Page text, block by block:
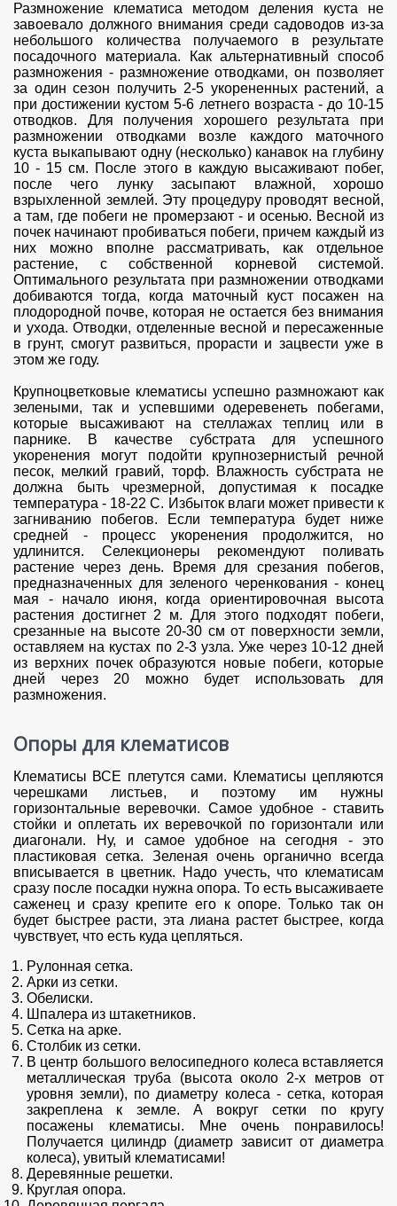
Размножение клематиса методом деления куста не
завоевало должного внимания среди садоводов из-за
небольшого количества получаемого в результате
посадочного материала. Как альтернативный способ
размножения - размножение отводками, он позволяет
за один сезон получить 2-5 укорененных растений, а
при достижении кустом 5-6 летнего возраста - до 10-15
отводков. Для получения хорошего результата при
размножении отводками возле каждого маточного
куста выкапывают одну (несколько) канавок на глубину
10 - 15 см. После этого в каждую высаживают побег,
после чего лунку засыпают влажной, хорошо
взрыхленной землей. Эту процедуру проводят весной,
а там, где побеги не промерзают - и осенью. Весной из
почек начинают пробиваться побеги, причем каждый из
них можно вполне рассматривать, как отдельное
растение, с собственной корневой системой.
Оптимального результата при размножении отводками
добиваются тогда, когда маточный куст посажен на
плодородной почве, которая не остается без внимания
и ухода. Отводки, отделенные весной и пересаженные
в грунт, смогут развиться, прорасти и зацвести уже в
этом же году.
Крупноцветковые клематисы успешно размножают как
зелеными, так и успевшими одеревенеть побегами,
которые высаживают на стеллажах теплиц или в
парнике. В качестве субстрата для успешного
укоренения могут подойти крупнозернистый речной
песок, мелкий гравий, торф. Влажность субстрата не
должна быть чрезмерной, допустимая к посадке
температура - 18-22 С. Избыток влаги может привести к
загниванию побегов. Если температура будет ниже
средней - процесс укоренения продолжится, но
удлинится. Селекционеры рекомендуют поливать
растение через день. Время для срезания побегов,
предназначенных для зеленого черенкования - конец
мая - начало июня, когда ориентировочная высота
растения достигнет 2 м. Для этого подходят побеги,
срезанные на высоте 20-30 см от поверхности земли,
оставляем на кустах по 2-3 узла. Уже через 10-12 дней
из верхних почек образуются новые побеги, которые
дней через 20 можно будет использовать для
размножения.
Опоры для клематисов
Клематисы ВСЕ плетутся сами. Клематисы цепляются
черешками листьев, и поэтому им нужны
горизонтальные веревочки. Самое удобное - ставить
стойки и оплетать их веревочкой по горизонтали или
диагонали. Ну, и самое удобное на сегодня - это
пластиковая сетка. Зеленая очень органично всегда
вписывается в цветник. Надо учесть, что клематисам
сразу после посадки нужна опора. То есть высаживаете
саженец и сразу крепите его к опоре. Только так он
будет быстрее расти, эта лиана растет быстрее, когда
чувствует, что есть куда цепляться.
Рулонная сетка.
Арки из сетки.
Обелиски.
Шпалера из штакетников.
Сетка на арке.
Столбик из сетки.
В центр большого велосипедного колеса вставляется
металлическая труба (высота около 2-х метров от
уровня земли), по диаметру колеса - сетка, которая
закреплена к земле. А вокруг сетки по кругу
посажены клематисы. Мне очень понравилось!
Получается цилиндр (диаметр зависит от диаметра
колеса), увитый клематисами!
Деревянные решетки.
Круглая опора.